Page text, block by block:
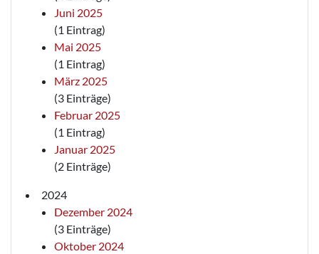
Juni 2025
(1 Eintrag)
Mai 2025
(1 Eintrag)
März 2025
(3 Einträge)
Februar 2025
(1 Eintrag)
Januar 2025
(2 Einträge)
2024
Dezember 2024
(3 Einträge)
Oktober 2024